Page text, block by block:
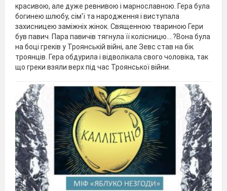
красивою, але дуже ревнивою і марнославною. Гера була
богинею шлюбу, сім'ї та народження і виступала
захисницею заміжніх жінок. Священною твариною Гери
був павич. Пара павичів тягнула її колісницю.…?Вона була
на боці греків у Троянській війні, але Зевс став на бік
троянців. Гера обдурила і відволікала свого чоловіка, так
що греки взяли верх під час Троянської війни.